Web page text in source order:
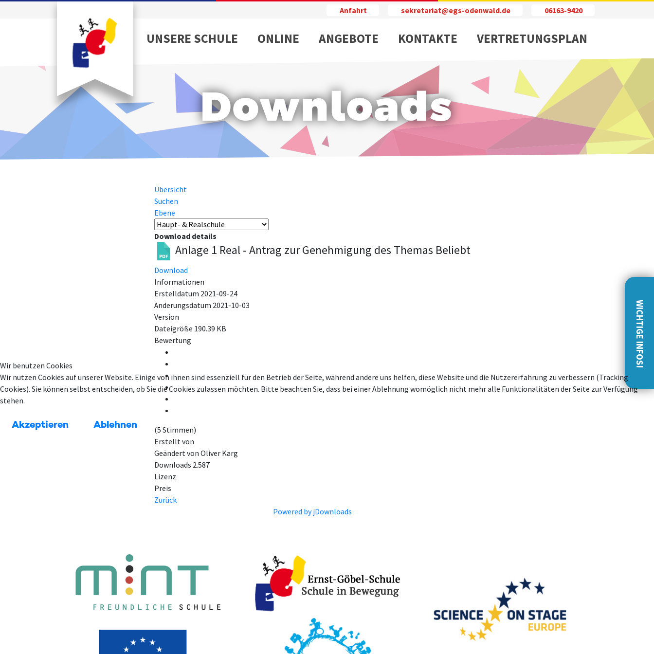
WICHTIGE INFOS!
Anfahrt sekretariat@egs-odenwald.de 06163-9420
UNSERE SCHULE ONLINE ANGEBOTE KONTAKTE VERTRETUNGSPLAN
Downloads
Übersicht
Suchen
Ebene
Download details
Anlage 1 Real - Antrag zur Genehmigung des Themas Beliebt
Download
Informationen
Erstelldatum 2021-09-24
Änderungsdatum 2021-10-03
Version
Dateigröße 190.39 KB
Bewertung
(5 Stimmen)
Erstellt von
Geändert von Oliver Karg
Downloads 2.587
Lizenz
Preis
Zurück
Powered by jDownloads
Wir benutzen Cookies
Wir nutzen Cookies auf unserer Website. Einige von ihnen sind essenziell für den Betrieb der Seite, während andere uns helfen, diese Website und die Nutzererfahrung zu verbessern (Tracking
Cookies). Sie können selbst entscheiden, ob Sie die Cookies zulassen möchten. Bitte beachten Sie, dass bei einer Ablehnung womöglich nicht mehr alle Funktionalitäten der Seite zur Verfügung
stehen.
Akzeptieren Ablehnen